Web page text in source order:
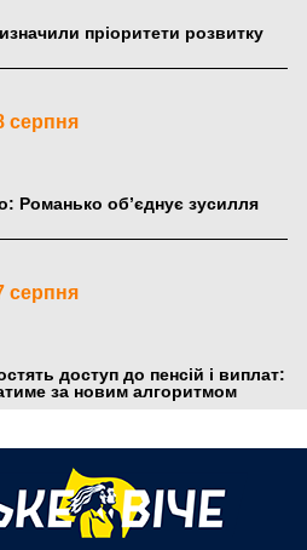
пріоритети розвитку
серпня
Романько об’єднує зусилля
серпня
доступ до пенсій і виплат:
за новим алгоритмом
6 серпня